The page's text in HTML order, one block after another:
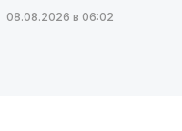
08.08.2026 в 06:02